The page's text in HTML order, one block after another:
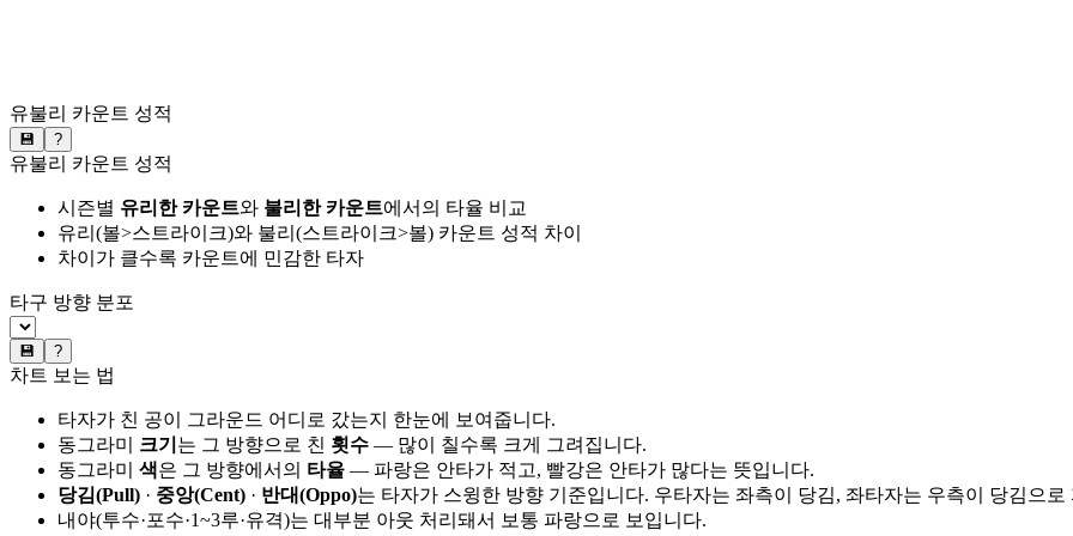
유불리 카운트 성적
💾 ?
유불리 카운트 성적
시즌별 유리한 카운트와 불리한 카운트에서의 타율 비교
유리(볼>스트라이크)와 불리(스트라이크>볼) 카운트 성적 차이
차이가 클수록 카운트에 민감한 타자
타구 방향 분포
💾 ?
차트 보는 법
타자가 친 공이 그라운드 어디로 갔는지 한눈에 보여줍니다.
동그라미 크기 는 그 방향으로 친 횟수 — 많이 칠수록 크게 그려집니다.
동그라미 색은 그 방향에서의 타율 — 파랑은 안타가 적고, 빨강은 안타가 많다는 뜻입니다.
당김(Pull) · 중앙(Cent) · 반대(Oppo)는 타자가 스윙한 방향 기준입니다. 우타자는 좌측이 당김, 좌타자는 우측이 당김으로
내야(투수·포수·1~3루·유격)는 대부분 아웃 처리돼서 보통 파랑으로 보입니다.